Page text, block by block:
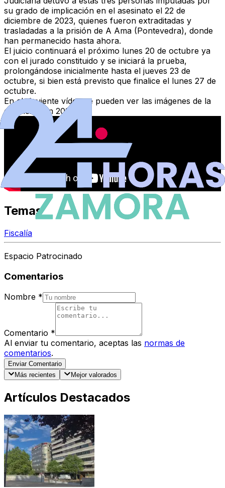
su grado de implicación en el asesinato el 22 de
diciembre de 2023, quienes fueron extraditadas y
trasladadas a la prisión de A Ama (Pontevedra), donde
han permanecido hasta ahora.
El juicio continuará el próximo lunes 20 de octubre ya
con el jurado constituido y se iniciará la prueba,
prolongándose inicialmente hasta el jueves 23 de
octubre, si bien está previsto que finalice el lunes 27 de
octubre.
En el siguiente vídeo se pueden ver las imágenes de la
detención en 2023:
Temas
Fiscalía
Espacio Patrocinado
Comentarios
Nombre *
Comentario *
Al enviar tu comentario, aceptas las normas de
comentarios.
Enviar Comentario
Más recientes
Mejor valorados
Artículos Destacados